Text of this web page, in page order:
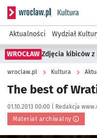
Serwis informacyjny
Aktualności Wydział
WROCŁAW Zdjęcia kibiców z
wroclaw.pl Kultura
The best of
Data publikacji:
01.10.2013 00:00 | Autor:
Redakcja
Materiał archiwalny